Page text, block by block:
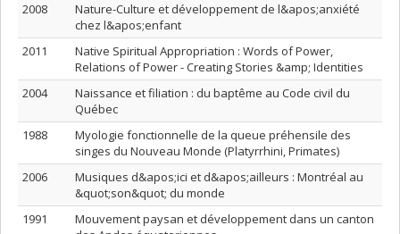
2008
Nature-Culture et développement de l&apos;anxiété
chez l&apos;enfant
2011
Native Spiritual Appropriation : Words of Power,
Relations of Power - Creating Stories &amp; Identities
2004
Naissance et filiation : du baptême au Code civil du
Québec
1988
Myologie fonctionnelle de la queue préhensile des
singes du Nouveau Monde (Platyrrhini, Primates)
2006
Musiques d&apos;ici et d&apos;ailleurs : Montréal au
&quot;son&quot; du monde
1991
Mouvement paysan et développement dans un canton